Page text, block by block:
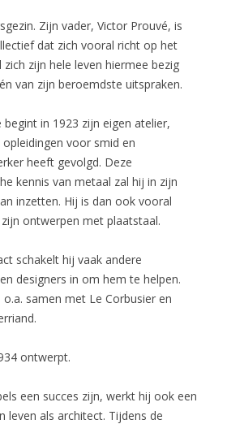
1900
JAREN
INTERIOR
Zijn vader, Victor Prouvé, is
dat zich vooral richt op het
zijn hele leven hiermee bezig
van zijn beroemdste uitspraken.
begint in 1923 zijn eigen atelier,
voor smid en
heeft gevolgd. Deze
kennis van metaal zal hij in zijn
inzetten. Hij is dan ook vooral
ontwerpen met plaatstaal.
schakelt hij vaak andere
designers in om hem te helpen.
samen met Le Corbusier en
ontwerpt.
een succes zijn, werkt hij ook een
leven als architect. Tijdens de